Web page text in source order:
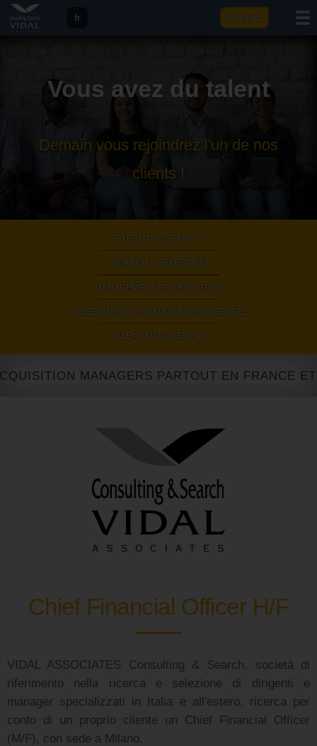
fr
Contact
Vous avez du talent
Demain vous rejoindrez l'un de nos
clients !
EXECUTIVE SEARCH
SEARCH & SELECTION
MANAGEMENT DE TRANSITION
ASSESSMENT / EVALUATION DE POTENTIEL
TALENT MANAGEMENT
MANAGERS PARTOUT EN FRANCE ET À
Chief Financial Officer H/F
VIDAL ASSOCIATES Consulting & Search, società di
riferimento nella ricerca e selezione di dirigenti e
manager specializzati in Italia e all'estero, ricerca per
conto di un proprio cliente un Chief Financial Officer
(M/F), con sede a Milano.